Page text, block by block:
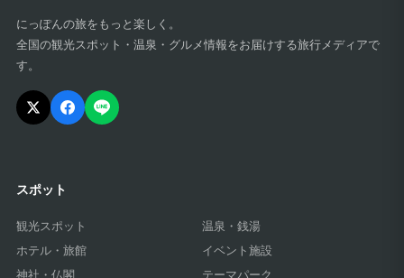
にっぽんの旅をもっと楽しく。
全国の観光スポット・温泉・グルメ情報をお届けする旅行メディアで
す。
スポット
観光スポット
温泉・銭湯
ホテル・旅館
イベント施設
神社・仏閣
テーマパーク